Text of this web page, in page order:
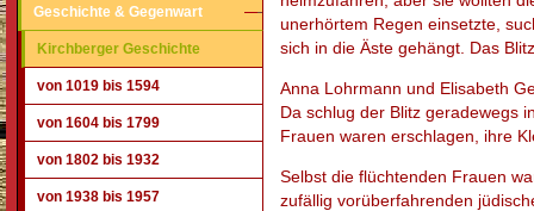
Geschichte & Gegenwart
Kirchberger Geschichte
von 1019 bis 1594
von 1604 bis 1799
von 1802 bis 1932
von 1938 bis 1957
unerhörtem Regen einsetzte,
sich in die Äste gehängt. Das
Anna Lohrmann und Elisabeth
Da schlug der Blitz geradewegs
Frauen waren erschlagen, ihre
Selbst die flüchtenden Frauen
zufällig vorüberfahrenden